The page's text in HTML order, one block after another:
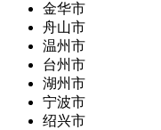
金华市
舟山市
温州市
台州市
湖州市
宁波市
绍兴市